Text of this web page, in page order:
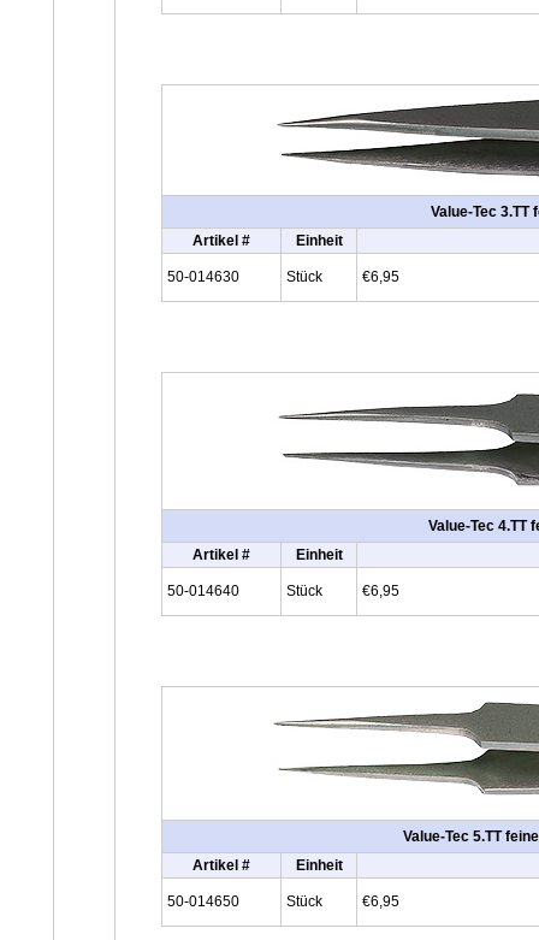
Value-Tec 3.TT
Artikel #
Einheit
50-014630 Stück €6,95
Value-Tec 4.TT
Artikel #
Einheit
50-014640 Stück €6,95
Value-Tec 5.TT
Artikel #
Einheit
50-014650 Stück €6,95